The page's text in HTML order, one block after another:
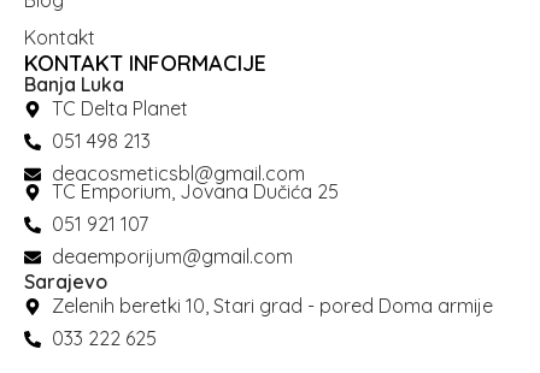
Kontakt
KONTAKT INFORMACIJE
Banja Luka
TC Delta Planet
051 498 213
deacosmeticsbl@gmail.com
TC Emporium, Jovana Dučića 25
051 921 107
deaemporijum@gmail.com
Sarajevo
Zelenih beretki 10, Stari grad - pored Doma armije
033 222 625